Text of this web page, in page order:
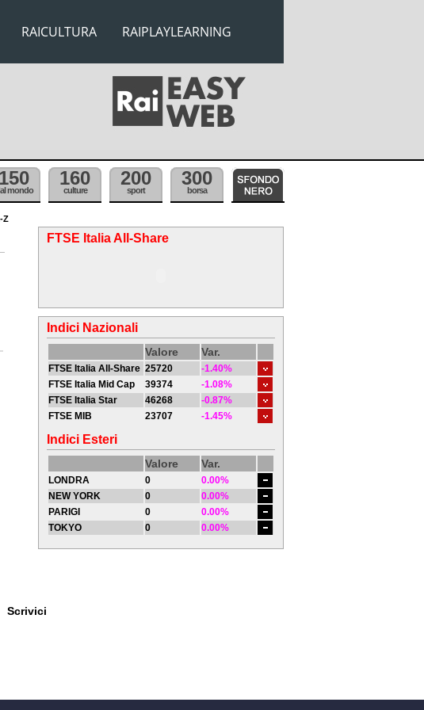
RAICULTURA RAIPLAYLEARNING
150
mondo
160
culture
200
sport
300
borsa
Z
FTSE Italia All-Share
Indici Nazionali
Valore Var.
FTSE Italia All-Share 25720
-1.40%
FTSE Italia Mid Cap
39374
-1.08%
FTSE Italia Star
46268
-0.87%
FTSE MIB
23707 -1.45%
Indici Esteri
Valore Var.
LONDRA 0
0.00%
NEW YORK
0
0.00%
PARIGI
0
0.00%
TOKYO
0 0.00%
Scrivici